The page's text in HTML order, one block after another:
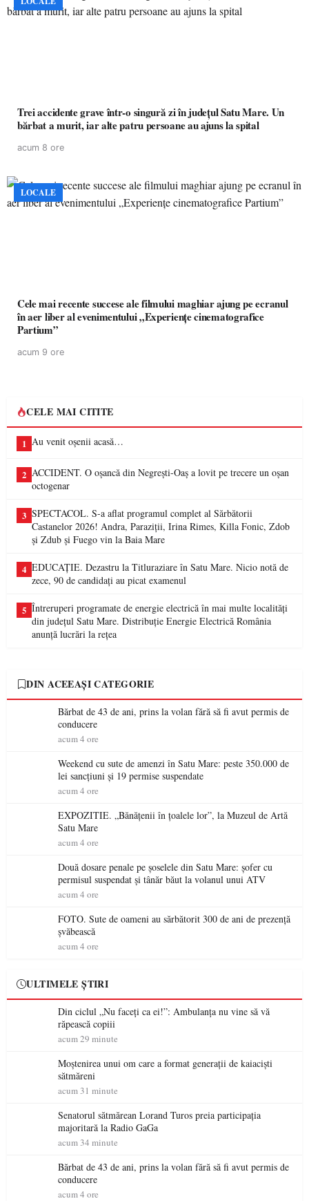
Trei accidente grave într-o singură zi în județul Satu Mare. Un
bărbat a murit, iar alte patru persoane au ajuns la spital
acum 8 ore
LOCALE
Cele mai recente succese ale filmului maghiar ajung pe ecranul
în aer liber al evenimentului „Experiențe cinematografice
Partium”
acum 9 ore
CELE MAI CITITE
1 Au venit oșenii acasă…
2 ACCIDENT. O oșancă din Negrești-Oaș a lovit pe trecere un oșan
octogenar
3 SPECTACOL. S-a aflat programul complet al Sărbătorii
Castanelor 2026! Andra, Paraziții, Irina Rimes, Killa Fonic, Zdob
și Zdub și Fuego vin la Baia Mare
4 EDUCAȚIE. Dezastru la Titluraziare în Satu Mare. Nicio notă de
zece, 90 de candidați au picat examenul
5 Întreruperi programate de energie electrică în mai multe localități
din județul Satu Mare. Distribuție Energie Electrică România
anunță lucrări la rețea
DIN ACEEAȘI CATEGORIE
Bărbat de 43 de ani, prins la volan fără să fi avut permis de
conducere
acum 4 ore
Weekend cu sute de amenzi în Satu Mare: peste 350.000 de
lei sancțiuni și 19 permise suspendate
acum 4 ore
EXPOZITIE. „Bănățenii în țoalele lor”, la Muzeul de Artă
Satu Mare
acum 4 ore
Două dosare penale pe șoselele din Satu Mare: șofer cu
permisul suspendat și tânăr băut la volanul unui ATV
acum 4 ore
FOTO. Sute de oameni au sărbătorit 300 de ani de prezență
șvăbească
acum 4 ore
ULTIMELE ȘTIRI
Din ciclul „Nu faceți ca ei!”: Ambulanța nu vine să vă
răpească copiii
acum 29 minute
Moștenirea unui om care a format generații de kaiaciști
sătmăreni
acum 31 minute
Senatorul sătmărean Lorand Turos preia participația
majoritară la Radio GaGa
acum 34 minute
Bărbat de 43 de ani, prins la volan fără să fi avut permis de
conducere
acum 4 ore